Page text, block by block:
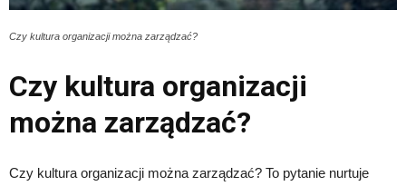
Czy kultura organizacji można zarządzać?
Czy kultura organizacji
można zarządzać?
Czy kultura organizacji można zarządzać? To pytanie nurtuje